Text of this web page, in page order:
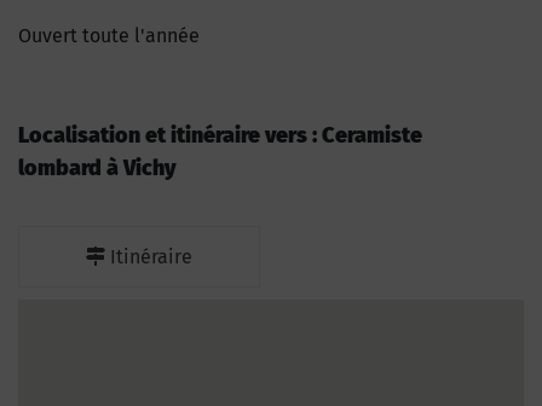
Ouvert toute l'année
Localisation et itinéraire vers : Ceramiste
lombard à Vichy
Itinéraire